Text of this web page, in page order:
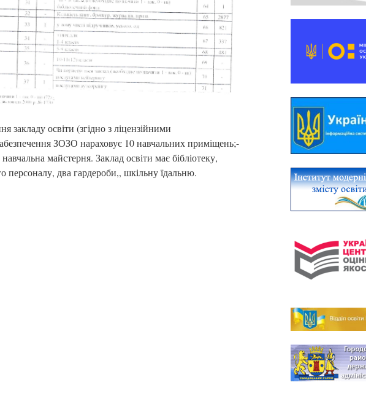
закладу освіти (згідно з ліцензійними
ЗОЗО нараховує 10 навчальних приміщень;-
майстерня. Заклад освіти має бібліотеку,
персоналу, два гардероби,, шкільну їдальню.